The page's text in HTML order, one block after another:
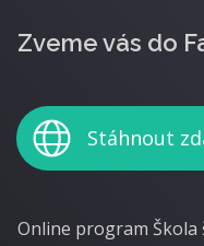
Zveme vás do
Stáhnout
Online program Škola